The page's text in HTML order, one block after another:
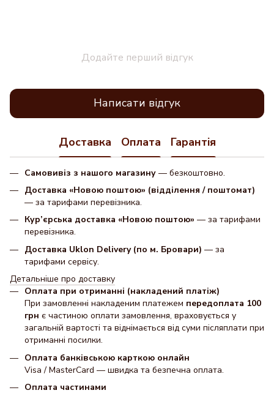
Додайте перший відгук
Написати відгук
Доставка Оплата Гарантія
Самовивіз з нашого магазину — безкоштовно.
Доставка «Новою поштою» (відділення / поштомат)
— за тарифами перевізника.
Кур’єрська доставка «Новою поштою» — за тарифами
перевізника.
Доставка Uklon Delivery (по м. Бровари) — за
тарифами сервісу.
Детальніше про доставку
Оплата при отриманні (накладений платіж)
При замовленні накладеним платежем передоплата 100
грн є частиною оплати замовлення, враховується у
загальній вартості та віднімається від суми післяплати при
отриманні посилки.
Оплата банківською карткою онлайн
Visa / MasterCard — швидка та безпечна оплата.
Оплата частинами